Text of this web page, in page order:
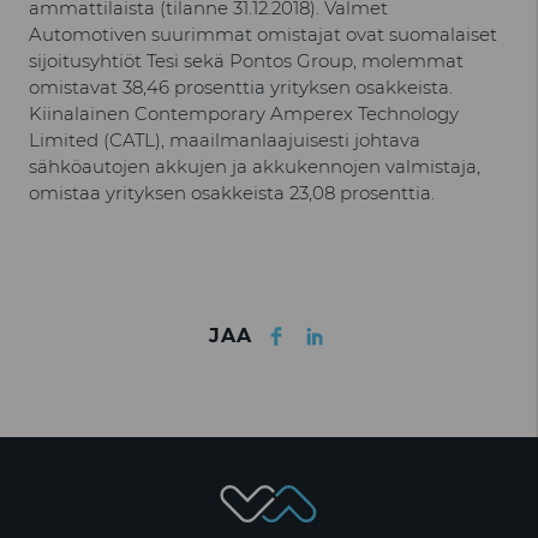
ammattilaista (tilanne 31.12.2018). Valmet
Automotiven suurimmat omistajat ovat suomalaiset
sijoitusyhtiöt Tesi sekä Pontos Group, molemmat
omistavat 38,46 prosenttia yrityksen osakkeista.
Kiinalainen Contemporary Amperex Technology
Limited (CATL), maailmanlaajuisesti johtava
sähköautojen akkujen ja akkukennojen valmistaja,
omistaa yrityksen osakkeista 23,08 prosenttia.
JAA